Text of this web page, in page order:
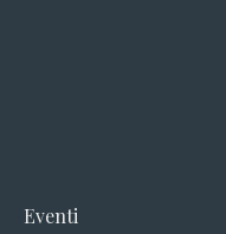
Eventi